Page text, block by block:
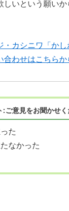
いという願い
カシニワ「かし
合わせはこちら
:ご意見をお聞かせく
た
なかった